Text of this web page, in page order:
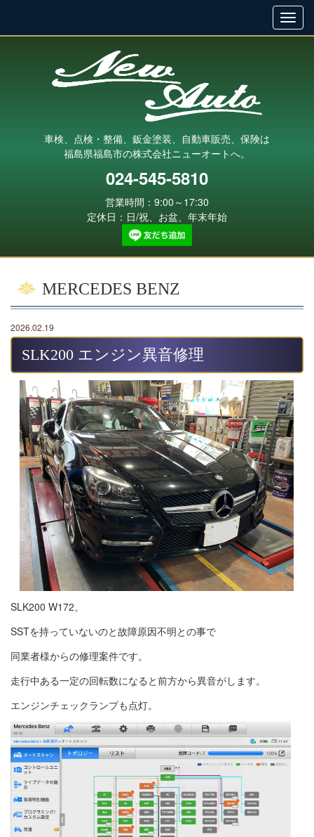
車検、点検・整備、鈑金塗装、自動車販売、保険は
福島県福島市の株式会社ニューオートへ。
024-545-5810
営業時間：9:00～17:30
定休日：日/祝、お盆、年末年始
MERCEDES BENZ
2026.02.19
SLK200 エンジン異音修理
SLK200 W172。
SSTを持っていないのと故障原因不明との事で
同業者様からの修理案件です。
走行中ある一定の回転数になると前方から異音がします。
エンジンチェックランプも点灯。